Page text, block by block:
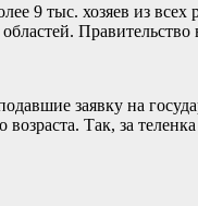
9 тыс. хозяев из
заявку на
Так, за